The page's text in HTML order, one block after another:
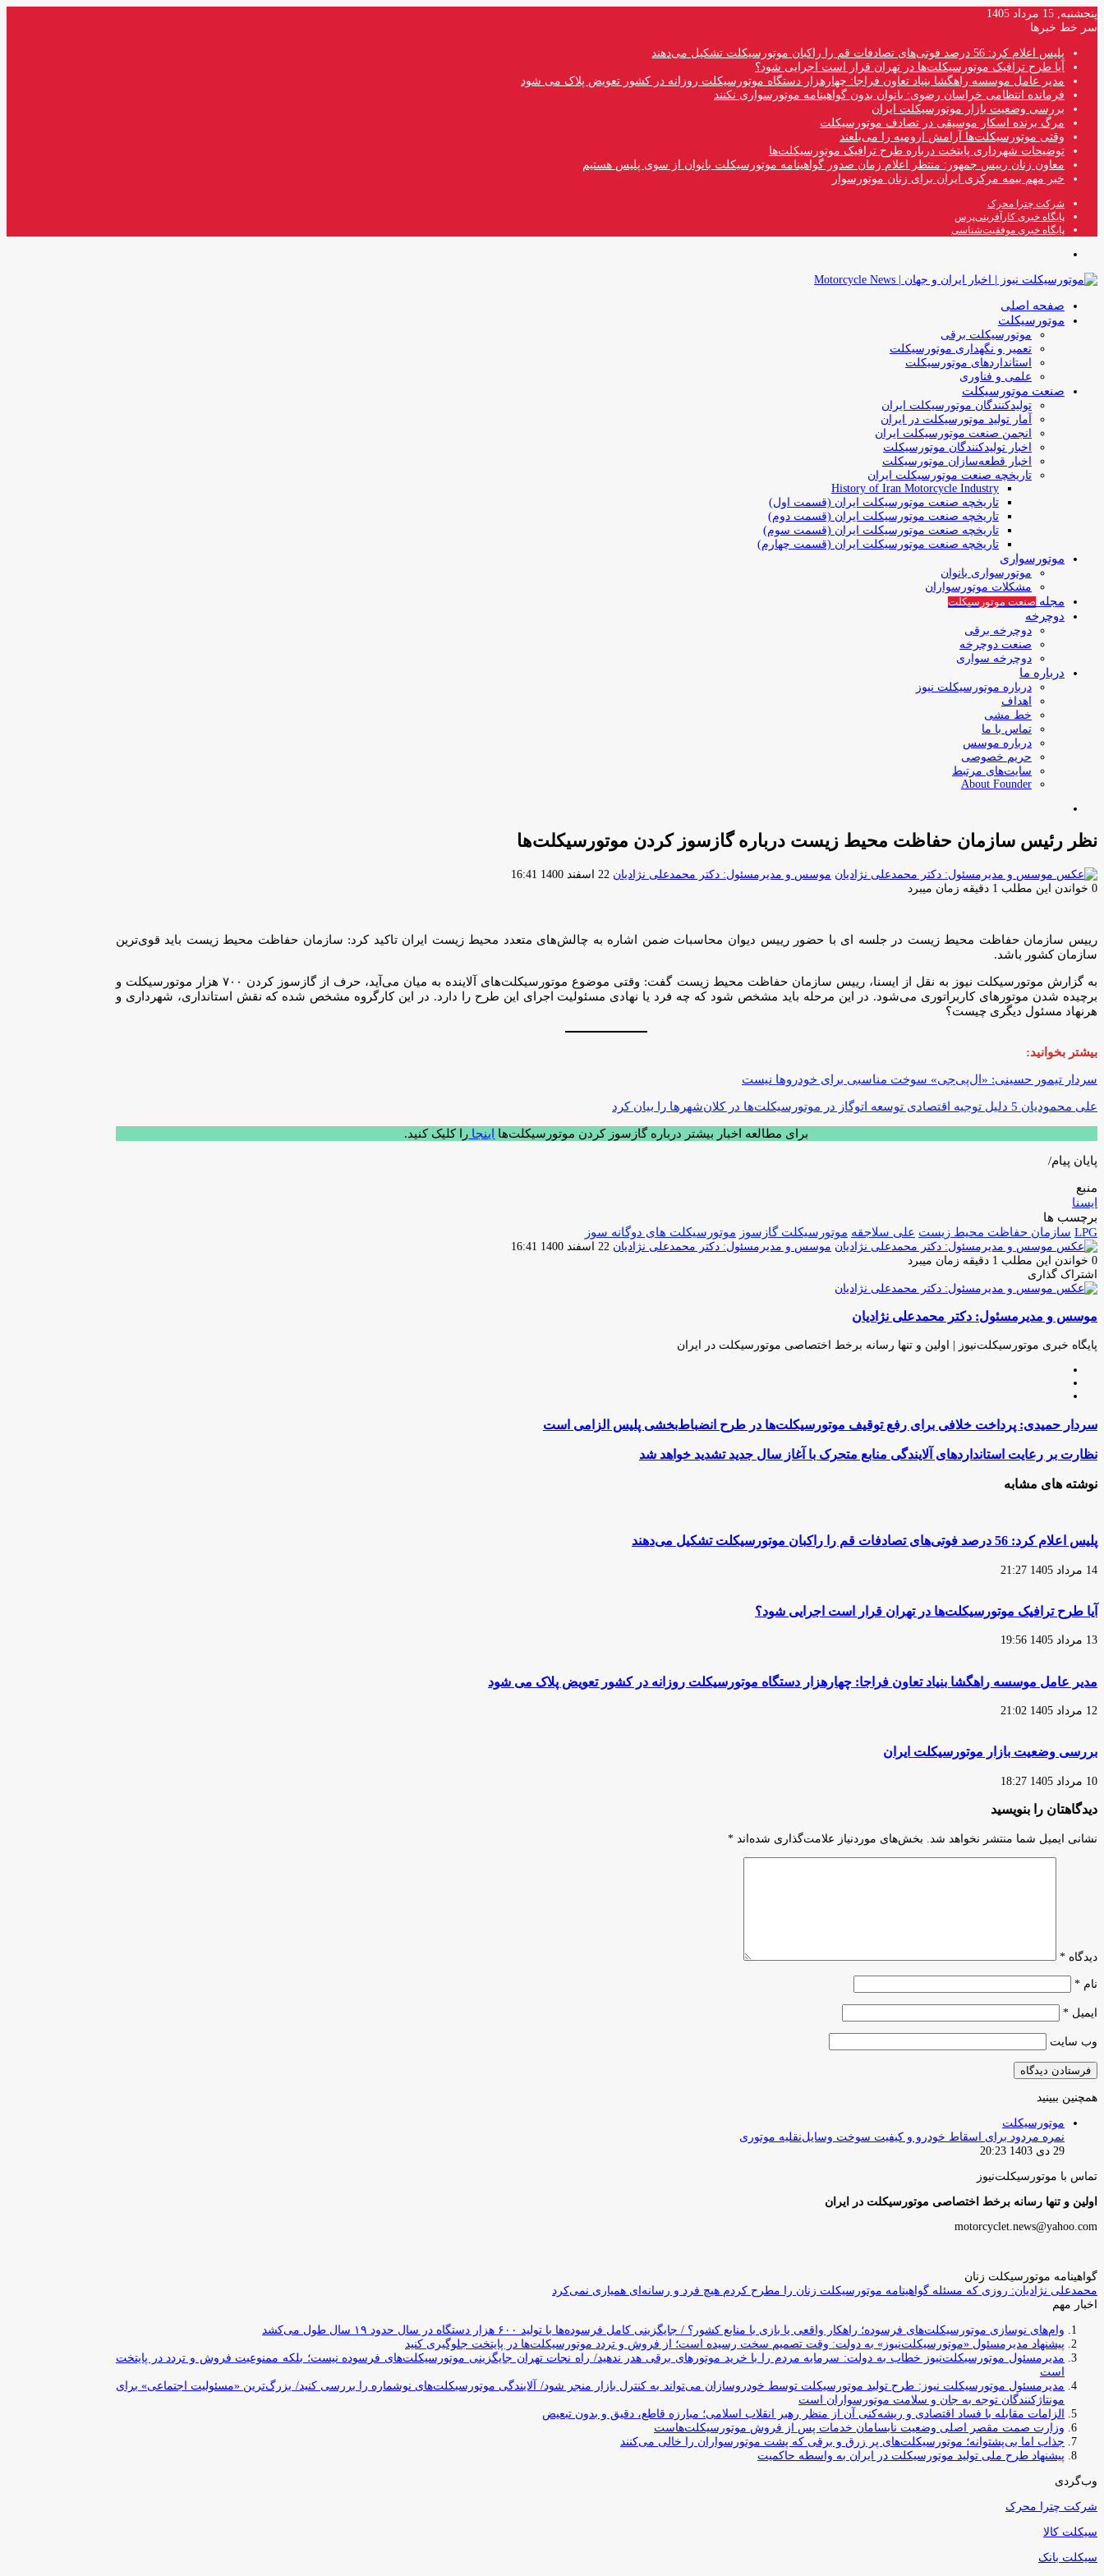
پنجشنبه, 15 مرداد 1405
سر خط خبرها
پلیس اعلام کرد: 56 درصد فوتی‌های تصادفات قم را راکبان موتورسیکلت تشکیل می‌دهند
آیا طرح ترافیک موتورسیکلت‌ها در تهران قرار است اجرایی شود؟
مدیر عامل موسسه راهگشا بنیاد تعاون فراجا: چهارهزار دستگاه موتورسیکلت روزانه در کشور تعویض پلاک می شود
فرمانده انتظامی خراسان رضوی: بانوان بدون گواهینامه موتورسواری نکنند
بررسی وضعیت بازار موتورسیکلت ایران
مرگ برنده اسکار موسیقی در تصادف موتورسیکلت
وقتی موتورسیکلت‌ها آرامش ارومیه را می‌بلعند
توضیحات شهرداری پایتخت درباره طرح ترافیک موتورسیکلت‌ها
معاون زنان رییس جمهور: منتظر اعلام زمان صدور گواهینامه موتورسیکلت بانوان از سوی پلیس هستیم
خبر مهم بیمه مرکزی ایران برای زنان موتورسوار
شرکت چترا محرک
پایگاه خبری کارآفرینی‌پرس
پایگاه خبری موفقیت‌شناسی
صفحه اصلی
موتورسیکلت
موتورسیکلت برقی
تعمیر و نگهداری موتورسیکلت
استانداردهای موتورسیکلت
علمی و فناوری
صنعت موتورسیکلت
تولیدکنندگان موتورسیکلت ایران
آمار تولید موتورسیکلت در ایران
انجمن صنعت موتورسیکلت ایران
اخبار تولیدکنندگان موتورسیکلت
اخبار قطعه‌سازان موتورسیکلت
تاریخچه صنعت موتورسیکلت ایران
History of Iran Motorcycle Industry
تاریخچه صنعت موتورسیکلت ایران (قسمت اول)
تاریخچه صنعت موتورسیکلت ایران (قسمت دوم)
تاریخچه صنعت موتورسیکلت ایران (قسمت سوم)
تاریخچه صنعت موتورسیکلت ایران (قسمت چهارم)
موتورسواری
موتورسواری بانوان
مشکلات موتورسواران
مجله صنعت موتورسیکلت
دوچرخه
دوچرخه برقی
صنعت دوچرخه
دوچرخه سواری
درباره ما
درباره موتورسیکلت نیوز
اهداف
خط مشی
تماس با ما
درباره موسس
حریم خصوصی
سایت‌های مرتبط
About Founder
نظر رئیس سازمان حفاظت محیط زیست درباره گازسوز کردن موتورسیکلت‌ها
موسس و مدیرمسئول: دکتر محمدعلی نژادیان ارسال
22 اسفند 1400 16:41
0 خواندن این مطلب 1 دقیقه زمان میبرد
رییس سازمان حفاظت محیط زیست در جلسه ای با حضور رییس دیوان محاسبات ضمن اشاره به چالش‌های متعدد محیط زیست ایران تاکید کرد: سازمان حفاظت محیط زیست باید قوی‌ترین
سازمان کشور باشد.
به گزارش موتورسیکلت نیوز به نقل از ایسنا، رییس سازمان حفاظت محیط زیست گفت: وقتی موضوع موتورسیکلت‌های آلاینده به میان می‌آید، حرف از گازسوز کردن ۷۰۰ هزار موتورسیکلت و
برچیده شدن موتورهای کاربراتوری می‌شود. در این مرحله باید مشخص شود که چه فرد یا نهادی مسئولیت اجرای این طرح را دارد. در این کارگروه مشخص شده که نقش استانداری، شهرداری و
هرنهاد مسئول دیگری چیست؟
بیشتر بخوانید:
سردار تیمور حسینی: «ال‌پی‌جی» سوخت مناسبی برای خودروها نیست
علی محمودیان 5 دلیل توجیه اقتصادی توسعه اتوگاز در موتورسیکلت‌ها در کلان‌شهرها را بیان کرد
برای مطالعه اخبار بیشتر درباره گازسوز کردن موتورسیکلت‌ها اینجا را کلیک کنید.
پایان پیام/
منبع
ایسنا
برچسب ها
LPG سازمان حفاظت محیط زیست علی سلاجقه موتورسیکلت گازسوز موتورسیکلت های دوگانه سوز
موسس و مدیرمسئول: دکتر محمدعلی نژادیان ارسال
22 اسفند 1400 16:41
0 خواندن این مطلب 1 دقیقه زمان میبرد
اشتراک گذاری
فیس
توئیتر
لینکدین
واتس
تلگرام
اشتراک
از
ایمیل
چاپ
موسس و مدیرمسئول: دکتر محمدعلی نژادیان
پایگاه خبری موتورسیکلت‌نیوز | اولین و تنها رسانه برخط اختصاصی موتورسیکلت در ایران
سردار
حمیدی:
پرداخت
خلافی
برای
رفع
در
طرح
انضباط‌بخشی
پلیس
است
سردار حمیدی: پرداخت خلافی برای رفع توقیف موتورسیکلت‌ها در طرح انضباط‌بخشی پلیس الزامی است
نظارت
رعایت
استانداردهای
متحرک
با
آغاز
سال
تشدید
خواهد
شد
نظارت بر رعایت استانداردهای آلایندگی منابع متحرک با آغاز سال جدید تشدید خواهد شد
نوشته های مشابه
پلیس اعلام کرد: 56 درصد فوتی‌های تصادفات قم را راکبان موتورسیکلت تشکیل می‌دهند
14 مرداد 1405 21:27
آیا طرح ترافیک موتورسیکلت‌ها در تهران قرار است اجرایی شود؟
13 مرداد 1405 19:56
مدیر عامل موسسه راهگشا بنیاد تعاون فراجا: چهارهزار دستگاه موتورسیکلت روزانه در کشور تعویض پلاک می شود
12 مرداد 1405 21:02
بررسی وضعیت بازار موتورسیکلت ایران
10 مرداد 1405 18:27
دیدگاهتان را بنویسید
نشانی ایمیل شما منتشر نخواهد شد. بخش‌های موردنیاز علامت‌گذاری شده‌اند *
دیدگاه *
نام *
ایمیل *
وب‌ سایت
همچنین ببینید
موتورسیکلت
نمره مردود برای اسقاط خودرو و کیفیت سوخت وسایل‌نقلیه موتوری
29 دی 1403 20:23
تماس با موتورسیکلت‌نیوز
اولین و تنها رسانه برخط اختصاصی موتورسیکلت در ایران
motorcyclet.news@yahoo.com
گواهینامه موتورسیکلت زنان
محمدعلی نژادیان: روزی که مسئله گواهینامه موتورسیکلت زنان را مطرح کردم هیچ فرد و رسانه‌ای همیاری نمی‌کرد
اخبار مهم
وام‌های نوسازی موتورسیکلت‌های فرسوده؛ راهکار واقعی یا بازی با منابع کشور؟ / جایگزینی کامل فرسوده‌ها با تولید ۶۰۰ هزار دستگاه در سال حدود ۱۹ سال طول می‌کشد
پیشنهاد مدیرمسئول «موتورسیکلت‌نیوز» به دولت: وقت تصمیم سخت رسیده است؛ از فروش و تردد موتورسیکلت‌ها در پایتخت جلوگیری کنید
مدیرمسئول موتورسیکلت‌نیوز خطاب به دولت: سرمایه مردم را با خرید موتورهای برقی هدر ندهید/ راه نجات تهران جایگزینی موتورسیکلت‌های فرسوده نیست؛ بلکه ممنوعیت فروش و تردد در پایتخت
است
مدیرمسئول موتورسیکلت نیوز: طرح تولید موتورسیکلت توسط خودروسازان می‌تواند به کنترل بازار منجر شود/ آلایندگی موتورسیکلت‌های نوشماره را بررسی کنید/ بزرگ‌ترین «مسئولیت اجتماعی» برای
مونتاژکنندگان توجه به جان و سلامت موتورسواران است
الزامات مقابله با فساد اقتصادی و ریشه‌کنی آن از منظر رهبر انقلاب اسلامی؛ مبارزه قاطع، دقیق و بدون تبعیض
وزارت صمت مقصر اصلی وضعیت نابسامان خدمات پس از فروش موتورسیکلت‌هاست
جذاب اما بی‌پشتوانه؛ موتورسیکلت‌های پر زرق‌ و برقی که پشت موتورسواران را خالی می‌کنند
پیشنهاد طرح ملی تولید موتورسیکلت در ایران به واسطه حاکمیت
وب‌گردی
شرکت چترا محرک
سیکلت کالا
سیکلت بانک